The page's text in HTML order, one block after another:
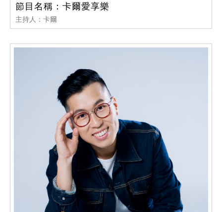
節目名稱：卡爾愛享樂
主持人：卡爾